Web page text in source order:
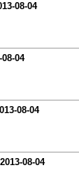
08-04
04
08-04
2013-08-04